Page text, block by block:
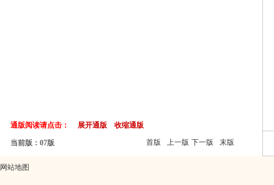
通版阅读请点击： 展开通版 收缩通版
当前版：07版 首版 上一版 下一版 末版
网站地图